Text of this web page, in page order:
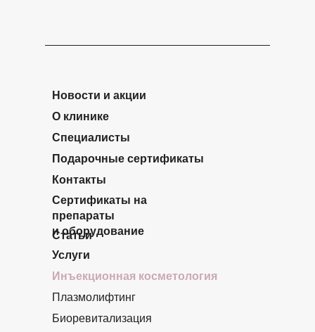
Услуги
Новости и акции
О клинике
Специалисты
Подарочные сертификаты
Контакты
Сертификаты на
препараты
и оборудование
Плазмолифтинг
Инъекционная косметология
Биоревитализация
Статьи